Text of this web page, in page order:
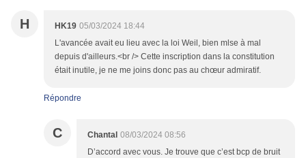
H HK19 05/03/2024 18:44
L'avancée avait eu lieu avec la loi Weil, bien mlse à mal
depuis d'ailleurs.<br /> Cette inscription dans la constitution
était inutile, je ne me joins donc pas au chœur admiratif.
Répondre
C Chantal 08/03/2024 08:56
D’accord avec vous. Je trouve que c’est bcp de bruit